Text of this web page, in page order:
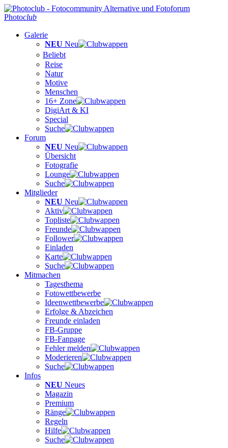
Photoclub
Galerie
NEU Neu
Beliebt
Reise
Natur
Motive
Menschen
16+ Zone
DigiArt & KI
Special
Suche
Forum
NEU Neu
Übersicht
Fotografie
Lounge
Suche
Mitglieder
NEU Neu
Aktiv
Topliste
Freunde
Follower
Einladen
Karte
Suche
Mitmachen
Tagesthema
Fotowettbewerbe
Ideenwettbewerbe
Erfolge & Abzeichen
Freunde einladen
FB-Gruppe
FB-Fanpage
Fehler melden
Moderieren
Suche
Infos
NEU Neues
Magazin
Premium
Ränge
Regeln
Hilfe
Suche